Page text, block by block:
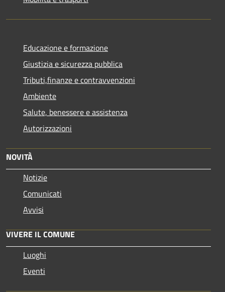
Educazione e formazione
Giustizia e sicurezza pubblica
Tributi,finanze e contravvenzioni
Ambiente
Salute, benessere e assistenza
Autorizzazioni
NOVITÀ
Notizie
Comunicati
Avvisi
VIVERE IL COMUNE
Luoghi
Eventi